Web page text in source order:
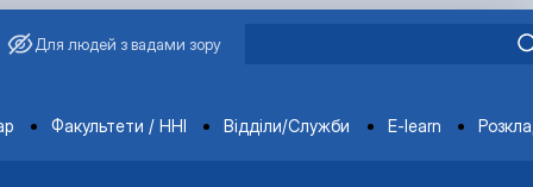
Для людей з вадами зору
Факультети / ННІ Відділи/Служби E-learn